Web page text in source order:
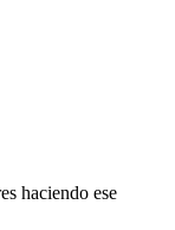
haciendo ese